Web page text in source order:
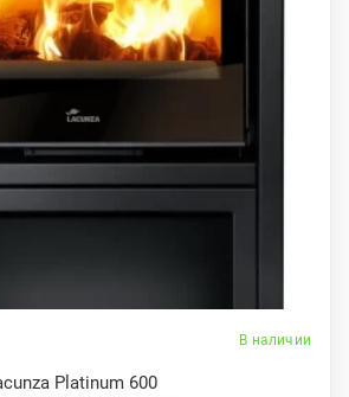
В наличии
Platinum 600